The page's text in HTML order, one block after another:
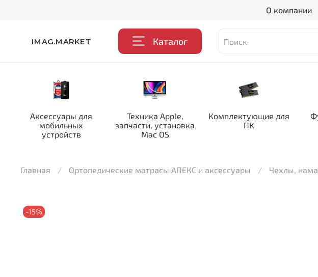
О компании
IMAG.MARKET Каталог
Аксессуары для
мобильных
устройств
Техника Apple,
запчасти, установка
Mac OS
Комплектующие для
ПК
Главная Ортопедические матрасы АПЕКС и аксессуары Чехлы,
-15%